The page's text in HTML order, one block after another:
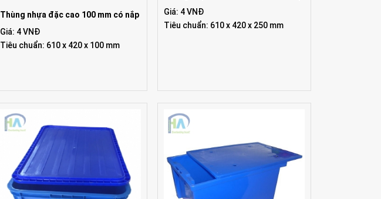
Thùng nhựa đặc cao 100 mm có nắp
Giá: 4 VNĐ
Tiêu chuẩn: 610 x 420 x 100 mm
Giá: 4 VNĐ
Tiêu chuẩn: 610 x 420 x 250 mm